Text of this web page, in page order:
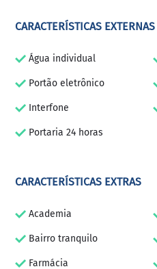
CARACTERÍSTICAS EXTERNAS
Água individual
Portão eletrônico
Interfone
Portaria 24 horas
CARACTERÍSTICAS EXTRAS
Academia
Bairro tranquilo
Farmácia